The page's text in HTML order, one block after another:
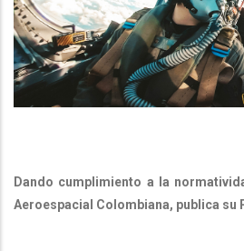
Dando cumplimiento a la
Aeroespacial Colombiana, publica su